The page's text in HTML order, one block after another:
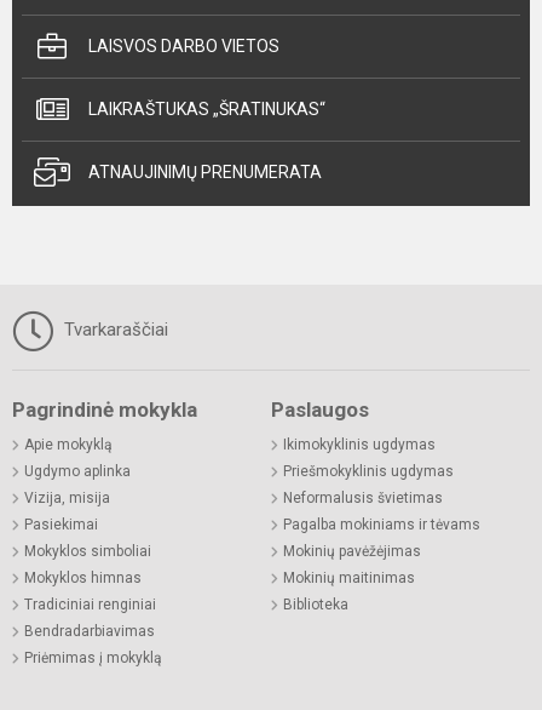
LAISVOS DARBO VIETOS
LAIKRAŠTUKAS „ŠRATINUKAS“
ATNAUJINIMŲ PRENUMERATA
Tvarkaraščiai
Pagrindinė mokykla
Apie mokyklą
Ugdymo aplinka
Vizija, misija
Pasiekimai
Mokyklos simboliai
Mokyklos himnas
Tradiciniai renginiai
Bendradarbiavimas
Priėmimas į mokyklą
Paslaugos
Ikimokyklinis ugdymas
Priešmokyklinis ugdymas
Neformalusis švietimas
Pagalba mokiniams ir tėvams
Mokinių pavėžėjimas
Mokinių maitinimas
Biblioteka